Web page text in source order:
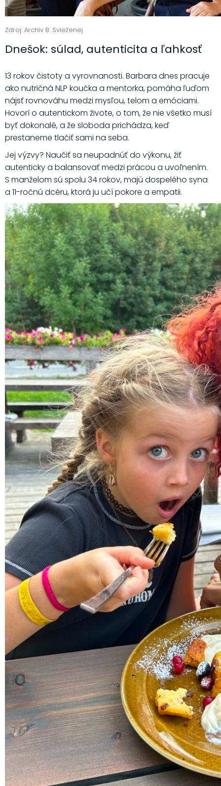
Zdroj: Archív B. Svieženej
Dnešok: súlad, autenticita a ľahkosť
13 rokov čistoty a vyrovnanosti. Barbara dnes pracuje
ako nutričná NLP koučka a mentorka, pomáha ľuďom
nájsť rovnováhu medzi mysľou, telom a emóciami.
Hovorí o autentickom živote, o tom, že nie všetko musí
byť dokonalé, a že sloboda prichádza, keď
prestaneme tlačiť sami na seba.
Jej výzvy? Naučiť sa neupadnúť do výkonu, žiť
autenticky a balansovať medzi prácou a uvoľnením.
S manželom sú spolu 34 rokov, majú dospelého syna
a 11-ročnú dcéru, ktorá ju učí pokore a empatii.